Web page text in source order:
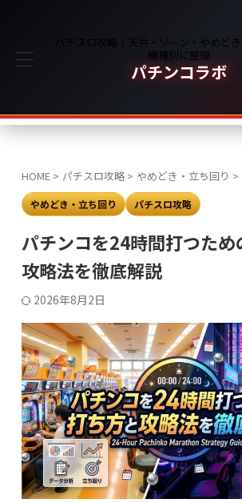
パチスロ攻略｜天井・ゾーン・やめど
機種別に整理
パチンコラボ
HOME > パチスロ攻略 > やめどき・立ち回り >
やめどき・立ち回り パチスロ攻略
パチンコを24時間打つため
攻略法を徹底解説
2026年8月2日